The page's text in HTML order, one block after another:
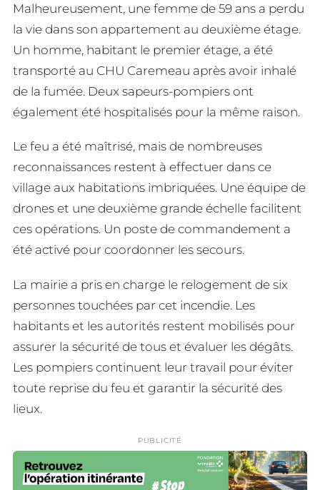
Malheureusement, une femme de 59 ans a perdu
la vie dans son appartement au deuxième étage.
Un homme, habitant le premier étage, a été
transporté au CHU Caremeau après avoir inhalé
de la fumée. Deux sapeurs-pompiers ont
également été hospitalisés pour la même raison.
Le feu a été maîtrisé, mais de nombreuses
reconnaissances restent à effectuer dans ce
village aux habitations imbriquées. Une équipe de
drones et une deuxième grande échelle facilitent
ces opérations. Un poste de commandement a
été activé pour coordonner les secours.
La mairie a pris en charge le relogement de six
personnes touchées par cet incendie. Les
habitants et les autorités restent mobilisés pour
assurer la sécurité de tous et évaluer les dégâts.
Les pompiers continuent leur travail pour éviter
toute reprise du feu et garantir la sécurité des
lieux.
PUBLICITÉ